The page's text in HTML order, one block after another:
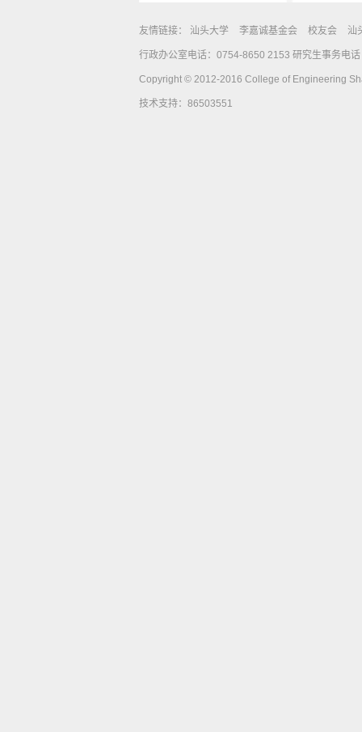
友情链接： 汕头大学 李嘉诚基金会 校友会 汕
行政办公室电话：0754-8650 2153 研究生事务电
Copyright © 2012-2016 College of Engineering
技术支持：86503551